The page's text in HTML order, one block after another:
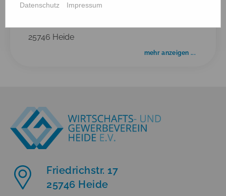
Reit- und Traberclub Ditmarsia
Waldschlößchenstraße 128
25746 Heide
mehr anzeigen ...
Friedrichstr. 17
25746 Heide
Datenschutz Impressum